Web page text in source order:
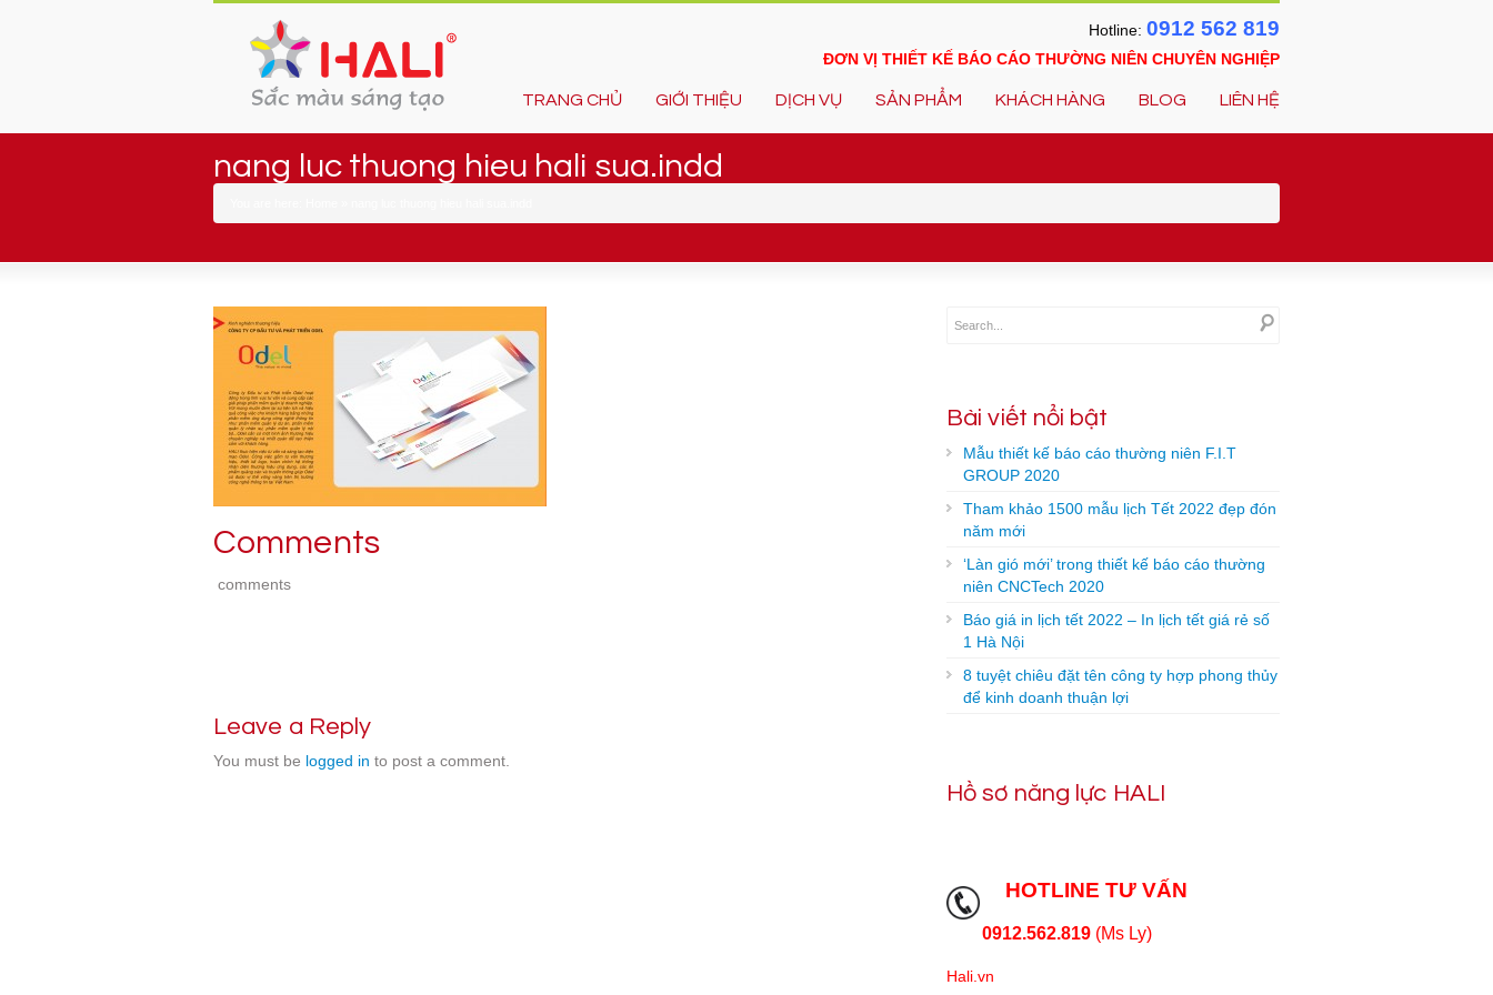
Hotline: 0912 562 819
ĐƠN VỊ THIẾT KẾ BÁO CÁO THƯỜNG NIÊN CHUYÊN NGHIỆP
TRANG CHỦ GIỚI THIỆU DỊCH VỤ SẢN PHẨM KHÁCH HÀNG BLOG LIÊN HỆ
nang luc thuong hieu hali sua.indd
Comments
comments
Leave a Reply
You must be logged in to post a comment.
Bài viết nổi bật
Mẫu thiết kế báo cáo thường niên F.I.T
GROUP 2020
Tham khảo 1500 mẫu lịch Tết 2022 đẹp đón
năm mới
‘Làn gió mới’ trong thiết kế báo cáo thường
niên CNCTech 2020
Báo giá in lịch tết 2022 – In lịch tết giá rẻ số
1 Hà Nội
8 tuyệt chiêu đặt tên công ty hợp phong thủy
để kinh doanh thuận lợi
Hồ sơ năng lực HALI
HOTLINE TƯ VẤN
0912.562.819 (Ms Ly)
Hali.vn